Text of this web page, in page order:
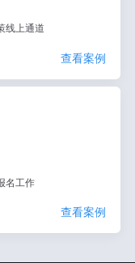
线上通道
查看案例
名工作
查看案例